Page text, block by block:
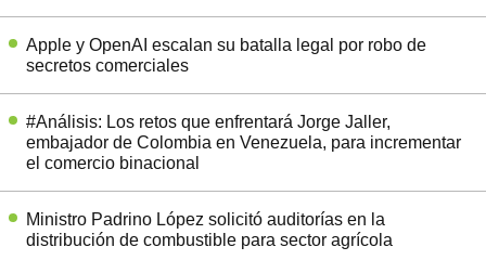
Apple y OpenAI escalan su batalla legal por robo de
secretos comerciales
#Análisis: Los retos que enfrentará Jorge Jaller,
embajador de Colombia en Venezuela, para incrementar
el comercio binacional
Ministro Padrino López solicitó auditorías en la
distribución de combustible para sector agrícola